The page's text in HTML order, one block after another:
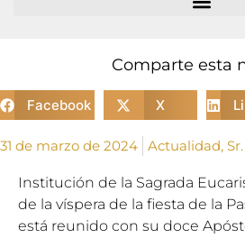
Comparte esta
Facebook X
31 de marzo de 2024 Actualidad,
Institución de la Sagrada
de la víspera de la fiesta de la
está reunido con su doce